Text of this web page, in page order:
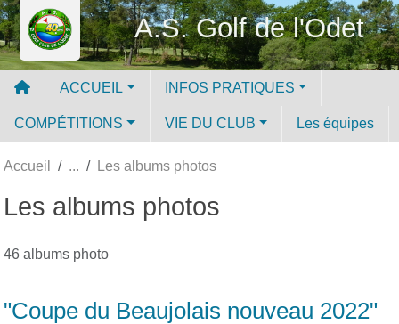
A.S. Golf de l'Odet
ACCUEIL INFOS PRATIQUES
COMPÉTITIONS VIE DU CLUB Les équipes
Accueil Les albums photos
Les albums photos
46 albums photo
"Coupe du Beaujolais nouveau 2022"
Panneau de gestion des cookies